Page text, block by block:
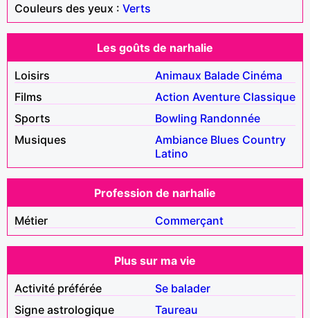
Couleurs des yeux : Verts
Les goûts de narhalie
Loisirs
Animaux Balade Cinéma
Films
Action Aventure Classique
Sports
Bowling Randonnée
Musiques
Ambiance Blues Country
Latino
Profession de narhalie
Métier
Commerçant
Plus sur ma vie
Activité préférée
Se balader
Signe astrologique
Taureau